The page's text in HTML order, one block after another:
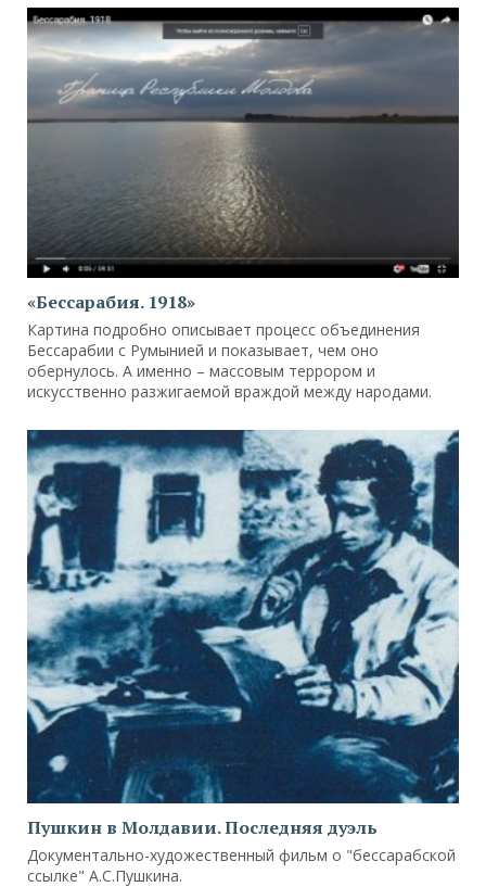
«Бессарабия. 1918»
Картина подробно описывает процесс объединения
Бессарабии с Румынией и показывает, чем оно
обернулось. А именно – массовым террором и
искусственно разжигаемой враждой между народами.
Пушкин в Молдавии. Последняя дуэль
Документально-художественный фильм о "бессарабской
ссылке" А.С.Пушкина.